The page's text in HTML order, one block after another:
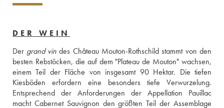
DER WEIN
Der grand vin des Château Mouton-Rothschild stammt von den
besten Rebstöcken, die auf dem "Plateau de Mouton" wachsen,
einem Teil der Fläche von insgesamt 90 Hektar. Die tiefen
Kiesböden erfordern eine besonders tiefe Verwurzelung.
Entsprechend der Anforderungen der Appellation Pauillac
macht Cabernet Sauvignon den größten Teil der Assemblage